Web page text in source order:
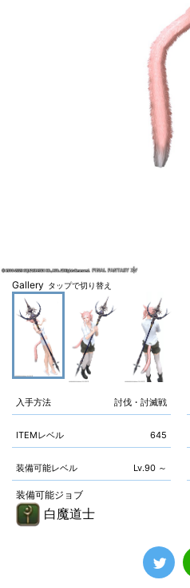
Gallery タップで切り替え
入手方法 討伐・討滅戦
ITEMレベル 645
装備可能レベル Lv.90 ～
装備可能ジョブ
白魔道士